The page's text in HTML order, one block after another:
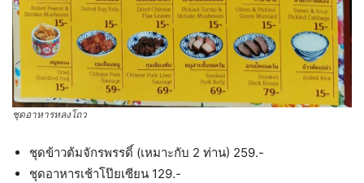
ชุดอาหารหลงโถว
ชุดข้าวต้มจักรพรรดิ์ (เหมาะกับ 2 ท่าน) 259.-
ชุดอาหารเช้าโป๊ยเซียน 129.-